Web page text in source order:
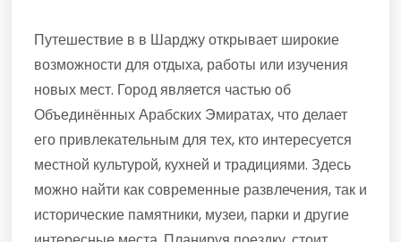
Путешествие в в Шарджу открывает широкие
возможности для отдыха, работы или изучения
новых мест. Город является частью об
Объединённых Арабских Эмиратах, что делает
его привлекательным для тех, кто интересуется
местной культурой, кухней и традициями. Здесь
можно найти как современные развлечения, так и
исторические памятники, музеи, парки и другие